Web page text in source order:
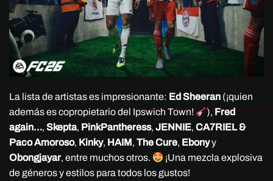
La lista de artistas es impresionante: Ed Sheeran (¡quien
además es copropietario del Ipswich Town!
),Fred
again…, Skepta, PinkPantheress, JENNIE, CA7RIEL &
Paco Amoroso, Kinky, HAIM, The Cure, Ebonyy
Obongjayar, entre muchos otros.
¡Una mezcla explosiva
de géneros y estilos para todos los gustos!